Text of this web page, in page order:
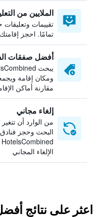
الملايين من
تقييمات وتعليقات
تمامًا. احجز
أفضل صفقات
ومكان إقامة
مقارنة أماكن
إلغاء مجاني
من الوارد أن
البحث وحجز
الإلغاء المجاني
اعثر على نتائج